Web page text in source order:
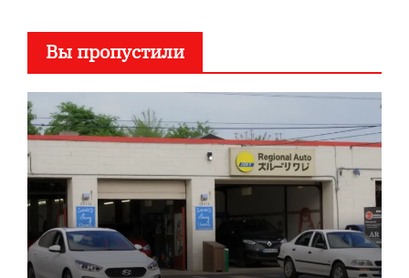
Вы пропустили